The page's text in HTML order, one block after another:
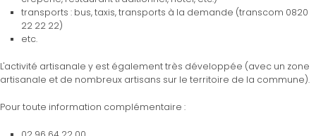
transports : bus, taxis, transports à la demande (transcom 0820
22 22 22)
etc.
L'activité artisanale y est également très développée (avec un zone
artisanale et de nombreux artisans sur le territoire de la commune).
Pour toute information complémentaire :